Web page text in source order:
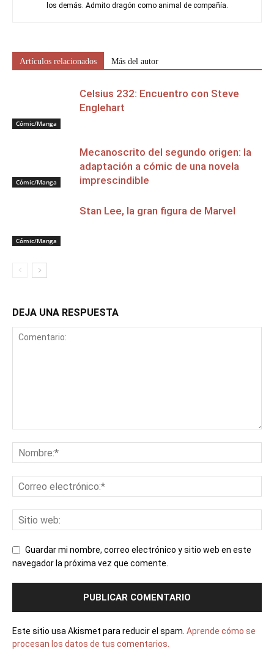
los demás. Admito dragón como animal de compañía.
Artículos relacionados Más del autor
Cómic/Manga
Celsius 232: Encuentro con Steve
Englehart
Cómic/Manga
Mecanoscrito del segundo origen: la
adaptación a cómic de una novela
imprescindible
Cómic/Manga
Stan Lee, la gran figura de Marvel
DEJA UNA RESPUESTA
Guardar mi nombre, correo electrónico y sitio web en este
navegador la próxima vez que comente.
Este sitio usa Akismet para reducir el spam. Aprende cómo se
procesan los datos de tus comentarios.